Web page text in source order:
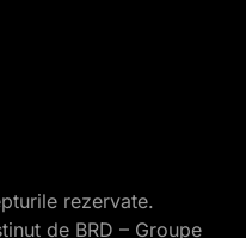
rezervate.
de BRD – Groupe